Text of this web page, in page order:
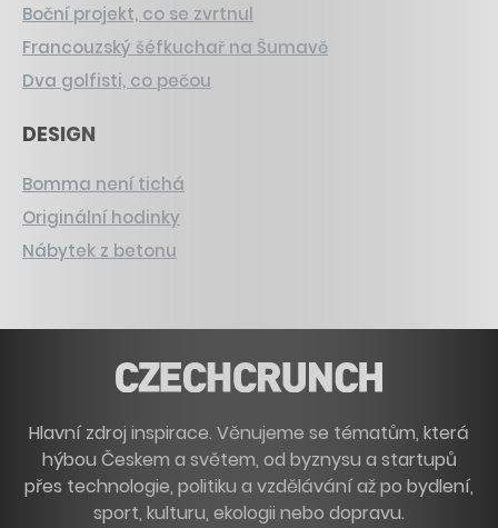
Boční projekt, co se zvrtnul
Francouzský šéfkuchař na Šumavě
Dva golfisti, co pečou
DESIGN
Bomma není tichá
Originální hodinky
Nábytek z betonu
Hlavní zdroj inspirace. Věnujeme se tématům, která
hýbou Českem a světem, od byznysu a startupů
přes technologie, politiku a vzdělávání až po bydlení,
sport, kulturu, ekologii nebo dopravu.